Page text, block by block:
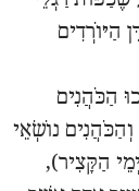
הַיּוֹרְדִים
הַכֹּהֲנִים
נוֹשְׂאֵי
הַקָּצִיר)‏,‏